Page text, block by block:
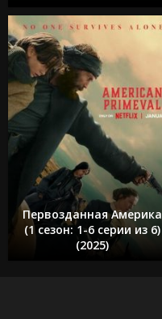
Первозданная Америка
(1 сезон: 1-6 серии из 6)
(2025)